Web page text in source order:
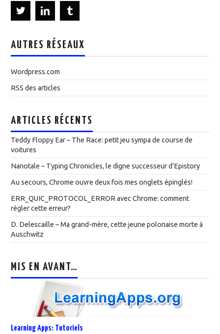
AUTRES RÉSEAUX
Wordpress.com
RSS des articles
ARTICLES RÉCENTS
Teddy Floppy Ear – The Race: petit jeu sympa de course de
voitures
Nanotale – Typing Chronicles, le digne successeur d’Epistory
Au secours, Chrome ouvre deux fois mes onglets épinglés!
ERR_QUIC_PROTOCOL_ERROR avec Chrome: comment
régler cette erreur?
D. Delescaille – Ma grand-mère, cette jeune polonaise morte à
Auschwitz
MIS EN AVANT…
Learning Apps: Tutoriels